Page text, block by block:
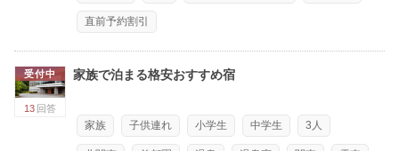
直前予約割引
受付中
13 回答
家族で泊まる格安おすすめ宿
家族 子供連れ 小学生 中学生 3人